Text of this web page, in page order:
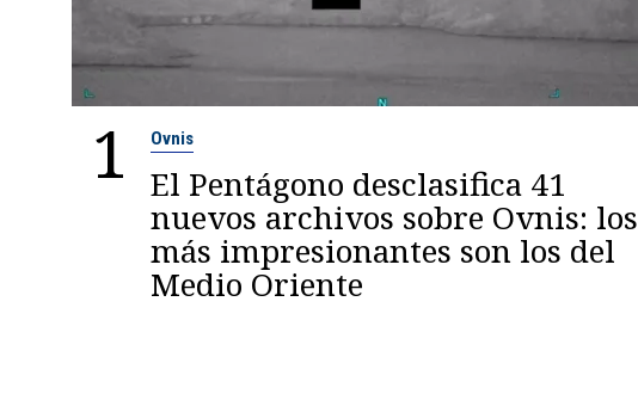
1 Ovnis
El Pentágono desclasifica 41
nuevos archivos sobre Ovnis: los
más impresionantes son los del
Medio Oriente